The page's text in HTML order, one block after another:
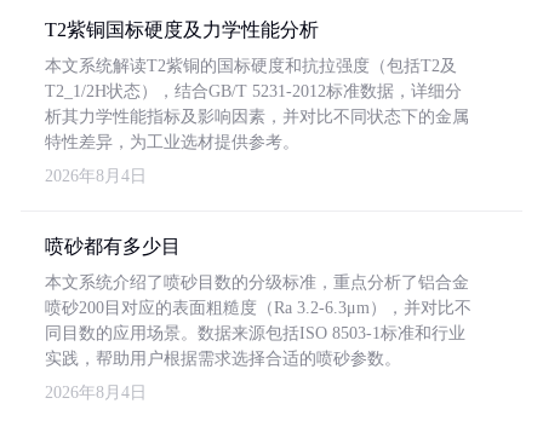
T2紫铜国标硬度及力学性能分析
本文系统解读T2紫铜的国标硬度和抗拉强度（包括T2及
T2_1/2H状态），结合GB/T 5231-2012标准数据，详细分
析其力学性能指标及影响因素，并对比不同状态下的金属
特性差异，为工业选材提供参考。
2026年8月4日
喷砂都有多少目
本文系统介绍了喷砂目数的分级标准，重点分析了铝合金
喷砂200目对应的表面粗糙度（Ra 3.2-6.3μm），并对比不
同目数的应用场景。数据来源包括ISO 8503-1标准和行业
实践，帮助用户根据需求选择合适的喷砂参数。
2026年8月4日